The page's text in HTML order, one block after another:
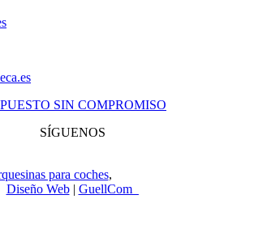
SIN COMPROMISO
SÍGUENOS
para coches,
Diseño Web| GuellCom_